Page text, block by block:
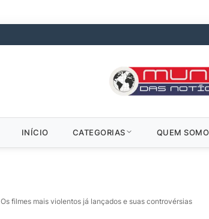
INÍCIO CATEGORIAS QUEM
Os filmes mais violentos já lançados e suas controvérsias